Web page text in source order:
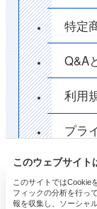
このウェブサイト
このサイトではCookie
フィックの分析を行っ
報を収集し、ソーシャ
美白パックでメイ
特定
Q&A
利用
プラ
ポイ
サイ